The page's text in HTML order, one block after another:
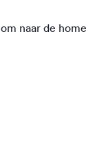
om naar de